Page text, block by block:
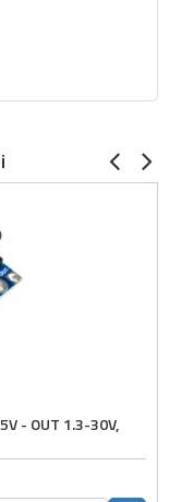
- OUT 1.3-30V,